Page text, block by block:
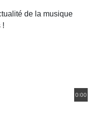
de la musique
!
0:00